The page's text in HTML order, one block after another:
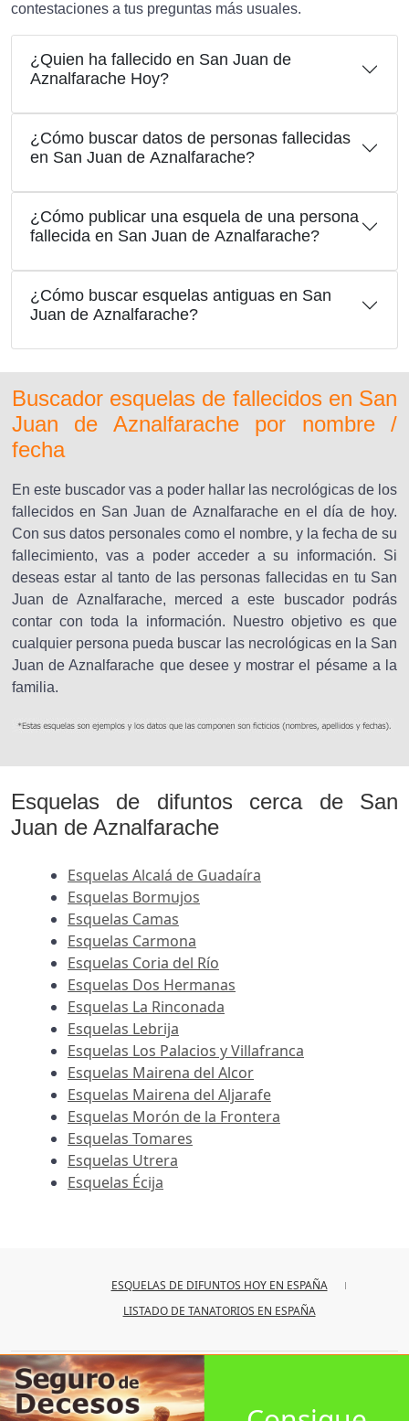
contestaciones a tus preguntas más usuales.
¿Quien ha fallecido en San Juan de
Aznalfarache Hoy?
¿Cómo buscar datos de personas fallecidas
en San Juan de Aznalfarache?
¿Cómo publicar una esquela de una persona
fallecida en San Juan de Aznalfarache?
¿Cómo buscar esquelas antiguas en San
Juan de Aznalfarache?
Buscador esquelas de fallecidos en San
Juan de Aznalfarache por nombre /
fecha
En este buscador vas a poder hallar las necrológicas de los
fallecidos en San Juan de Aznalfarache en el día de hoy.
Con sus datos personales como el nombre, y la fecha de su
fallecimiento, vas a poder acceder a su información. Si
deseas estar al tanto de las personas fallecidas en tu San
Juan de Aznalfarache, merced a este buscador podrás
contar con toda la información. Nuestro objetivo es que
cualquier persona pueda buscar las necrológicas en la San
Juan de Aznalfarache que desee y mostrar el pésame a la
familia.
Esquelas de difuntos cerca de San
Juan de Aznalfarache
Esquelas Alcalá de Guadaíra
Esquelas Bormujos
Esquelas Camas
Esquelas Carmona
Esquelas Coria del Río
Esquelas Dos Hermanas
Esquelas La Rinconada
Esquelas Lebrija
Esquelas Los Palacios y Villafranca
Esquelas Mairena del Alcor
Esquelas Mairena del Aljarafe
Esquelas Morón de la Frontera
Esquelas Tomares
Esquelas Utrera
Esquelas Écija
ESQUELAS DE DIFUNTOS HOY EN ESPAÑA
LISTADO DE TANATORIOS EN ESPAÑA
© 2026iesquelas